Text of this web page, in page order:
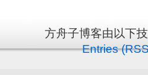
方舟子博客由以下
Entries